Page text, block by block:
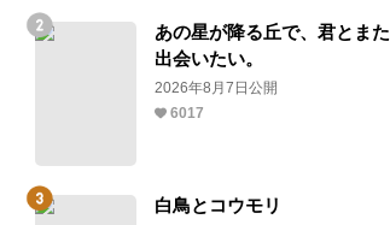
あの星が降る丘で、君とまた
出会いたい。
2026年8月7日公開
6017
白鳥とコウモリ